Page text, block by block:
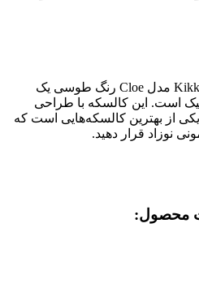
مدل Cloe رنگ طوسی یک
است. این کالسکه با طراحی
از بهترین کالسکه‌هایی است که
نوزاد قرار دهید.
محصول:​